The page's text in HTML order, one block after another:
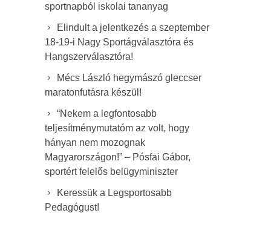
sportnapból iskolai tananyag
Elindult a jelentkezés a szeptember
18-19-i Nagy Sportágválasztóra és
Hangszerválasztóra!
Mécs László hegymászó gleccser
maratonfutásra készül!
“Nekem a legfontosabb
teljesítménymutatóm az volt, hogy
hányan nem mozognak
Magyarországon!” – Pósfai Gábor,
sportért felelős belügyminiszter
Keressük a Legsportosabb
Pedagógust!